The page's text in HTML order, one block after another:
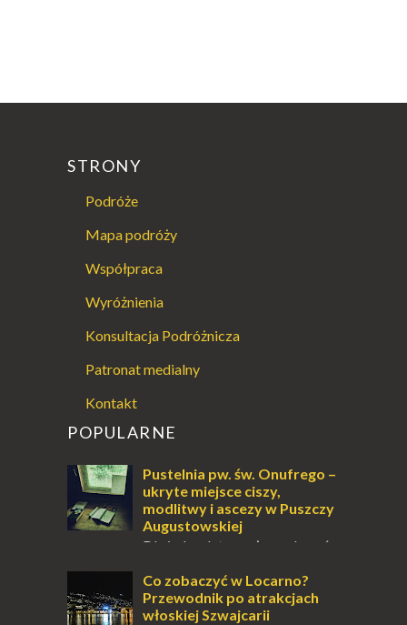
STRONY
Podróże
Mapa podróży
Współpraca
Wyróżnienia
Konsultacja Podróżnicza
Patronat medialny
Kontakt
POPULARNE
Pustelnia pw. św. Onufrego –
ukryte miejsce ciszy,
modlitwy i ascezy w Puszczy
Augustowskiej
Dla jednych to może wydawać
przetrwania lub romantycznym życiem. Dla
innych to nieustanne przebywanie z B...
Co zobaczyć w Locarno?
Przewodnik po atrakcjach
włoskiej Szwajcarii